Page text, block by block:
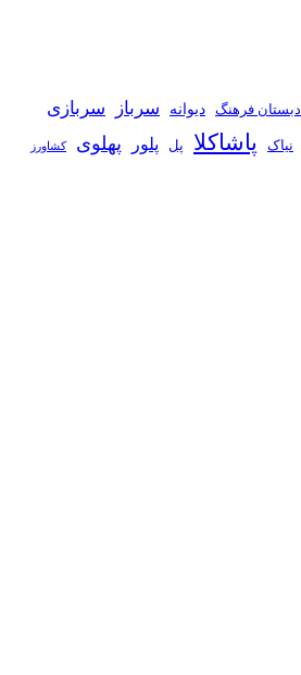
دبستان فرهنگ دیوانه سرباز سربازی
نیاک پاشاکلا پل پلور پهلوی کشاورز